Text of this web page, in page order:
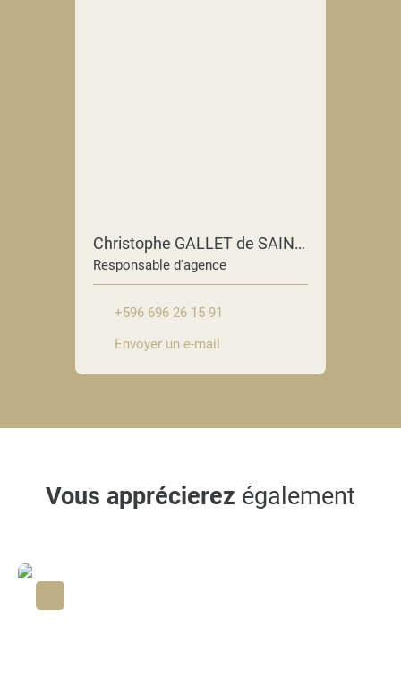
Christophe GALLET de SAINT-AURIN
Responsable d'agence
+596 696 26 15 91
Envoyer un e-mail
Vous apprécierez également